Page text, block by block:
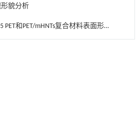
貌分析
PET和PET/mHNTs复合材料表面形貌
片（4 500×）